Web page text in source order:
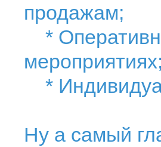
продажам;
*
мероприятиях;
*
Ну а самый